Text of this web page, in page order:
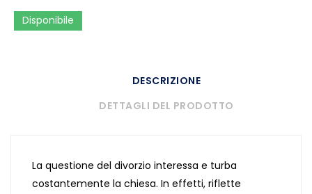
Disponibile
DESCRIZIONE
DETTAGLI DEL PRODOTTO
La questione del divorzio interessa e turba
costantemente la chiesa. In effetti, riflette